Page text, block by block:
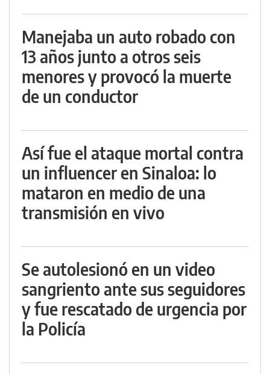
Manejaba un auto robado con
13 años junto a otros seis
menores y provocó la muerte
de un conductor
Así fue el ataque mortal contra
un influencer en Sinaloa: lo
mataron en medio de una
transmisión en vivo
Se autolesionó en un video
sangriento ante sus seguidores
y fue rescatado de urgencia por
la Policía